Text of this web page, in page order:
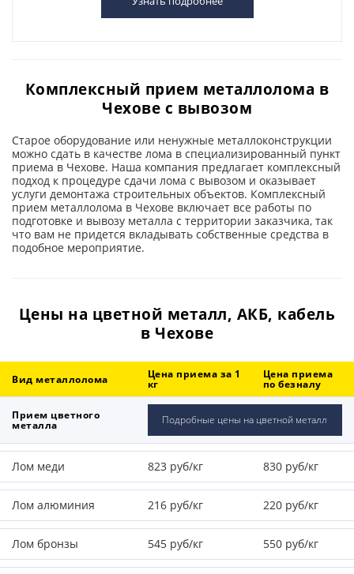
Комплексный прием металлолома в
Чехове с вывозом
Старое оборудование или ненужные металлоконструкции
можно сдать в качестве лома в специализированный пункт
приема в Чехове. Наша компания предлагает комплексный
подход к процедуре сдачи лома с вывозом и оказывает
услуги демонтажа строительных объектов. Комплексный
прием металлолома в Чехове включает все работы по
подготовке и вывозу металла с территории заказчика, так
что вам не придется вкладывать собственные средства в
подобное мероприятие.
Цены на цветной металл, АКБ, кабель
в Чехове
Вид металлолома Цена приема за 1
кг
Цена приема
по безналу
Прием цветного
металла Подробные цены на цветной металл
Лом меди 823 руб/кг 830 руб/кг
Лом алюминия 216 руб/кг 220 руб/кг
Лом бронзы 545 руб/кг 550 руб/кг